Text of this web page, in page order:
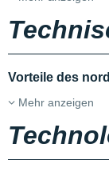
Vorteile des
Mehr anzeigen